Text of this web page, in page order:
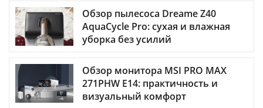
Обзор пылесоса Dreame Z40
AquaCycle Pro: сухая и влажная
уборка без усилий
Обзор монитора MSI PRO MAX
271PHW E14: практичность и
визуальный комфорт